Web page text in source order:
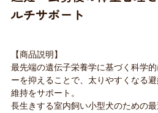
ルチサポート
【商品説明】
最先端の遺伝子栄養学に基づく科学
ーを抑えることで、太りやすくなる
維持をサポート。
長生きする室内飼い小型犬のための